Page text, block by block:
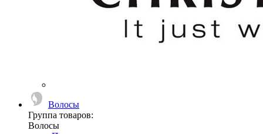
Волосы
Группа товаров:
Волосы